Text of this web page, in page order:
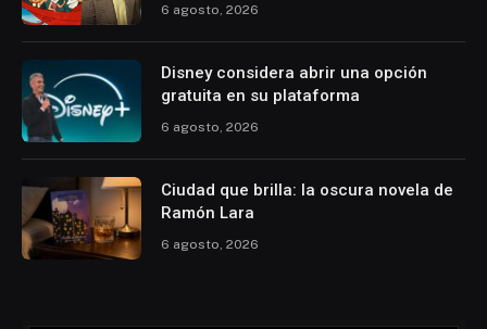
6 agosto, 2026
Disney considera abrir una opción
gratuita en su plataforma
6 agosto, 2026
Ciudad que brilla: la oscura novela de
Ramón Lara
6 agosto, 2026